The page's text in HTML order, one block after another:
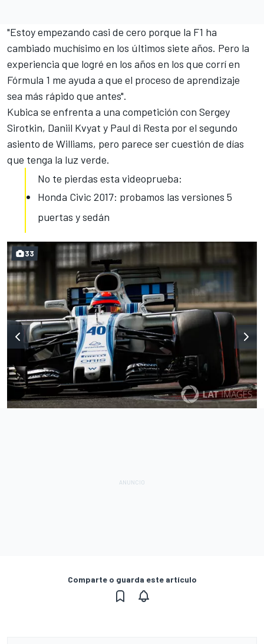
"Estoy empezando casi de cero porque la F1 ha
cambiado muchísimo en los últimos siete años. Pero la
experiencia que logré en los años en los que corrí en
Fórmula 1 me ayuda a que el proceso de aprendizaje
sea más rápido que antes".
Kubica se enfrenta a una competición con Sergey
Sirotkin, Daniil Kvyat y Paul di Resta por el segundo
asiento de Williams, pero parece ser cuestión de días
que tenga la luz verde.
No te pierdas esta videoprueba:
Honda Civic 2017: probamos las versiones 5
puertas y sedán
33
Comparte o guarda este artículo